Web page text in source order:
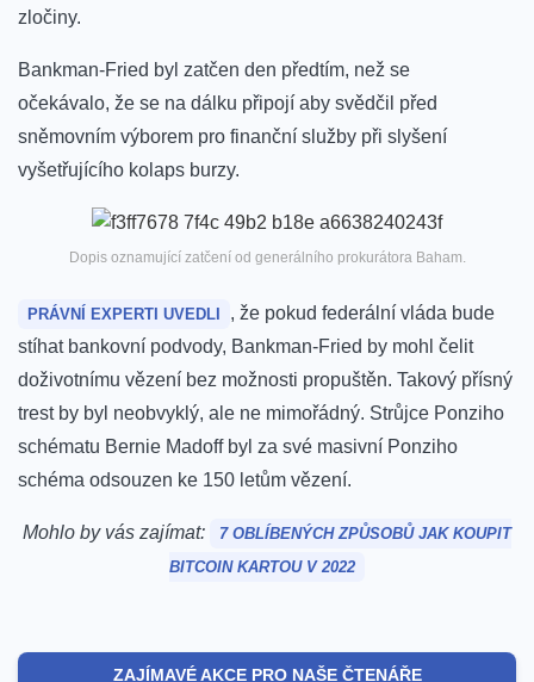
zločiny.
Bankman-Fried byl zatčen den předtím, než se
očekávalo, že se na dálku připojí aby svědčil před
sněmovním výborem pro finanční služby při slyšení
vyšetřujícího kolaps burzy.
Dopis oznamující zatčení od generálního prokurátora Baham.
PRÁVNÍ EXPERTI UVEDLI
, že pokud federální vláda bude
stíhat bankovní podvody, Bankman-Fried by mohl čelit
doživotnímu vězení bez možnosti propuštěn. Takový přísný
trest by byl neobvyklý, ale ne mimořádný. Strůjce Ponziho
schématu Bernie Madoff byl za své masivní Ponziho
schéma odsouzen ke 150 letům vězení.
Mohlo by vás zajímat:
7 OBLÍBENÝCH ZPŮSOBŮ JAK KOUPIT
BITCOIN KARTOU V 2022
ZAJÍMAVÉ AKCE PRO NAŠE ČTENÁŘE